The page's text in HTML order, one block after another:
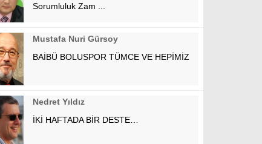
Sorumluluk Zam ...
Mustafa Nuri Gürsoy
BAİBÜ BOLUSPOR TÜMCE VE HEPİMİZ
Nedret Yıldız
İKİ HAFTADA BİR DESTE…